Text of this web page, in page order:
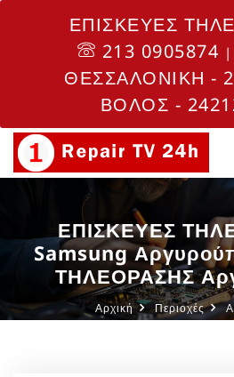
ΕΠΙΣΚΕΥΕΣ
213 0905874 |
ΘΕΣΣΑΛΟΝΙΚΗ -
ΒΟΛΟΣ -
ΕΠΙΣΚΕΥΕΣ
Samsung
ΤΗΛΕΟΡΑΣΗΣ
Αρχική Περιοχές